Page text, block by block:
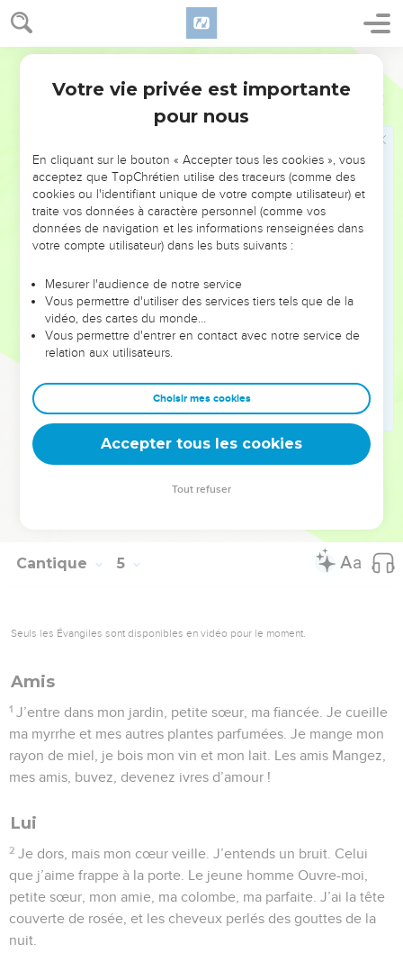
Cantique 4
tes parfums est plus agréable que tous les parfums précieux.
Ton baiser a la douceur du miel. Du miel et du lait se
cachent sous ta langue. Tes vêtements ont l’odeur des forêts
du Liban.
Tu es mon jardin privé, petite sœur, ma fiancée, la source
Tu as la fraîcheur d’une plantation de paradis, peuplée de
grenadiers aux fruits délicieux. Là poussent des plantes de
bonne odeur : le henné et le nard,
le safran, le laurier et la cannelle, tous les arbres à encens,
la myrrhe et l’aloès avec les parfums les plus délicats.
Oui, tu es une fontaine au milieu des jardins, une source
d’eau pure qui coule des montagnes du Liban.
Réveille-toi, vent du Nord ! Viens vite, vent du Sud !
Soufflez sur mon jardin, qu’il répande ses bonnes odeurs !
Toi que j’aime, entre dans ton jardin et mange ses fruits
délicieux !
© Société biblique française – Bibli’O, 2000, avec autorisation. Pour vous procurer
Cantique 5
Seuls les Évangiles sont disponibles en vidéo pour le moment.
Amis
1 J’entre dans mon jardin, petite sœur, ma fiancée. Je cueille
ma myrrhe et mes autres plantes parfumées. Je mange mon
rayon de miel, je bois mon vin et mon lait. Les amis Mangez,
mes amis, buvez, devenez ivres d’amour !
Lui
2 Je dors, mais mon cœur veille. J’entends un bruit. Celui
que j’aime frappe à la porte. Le jeune homme Ouvre-moi,
petite sœur, mon amie, ma colombe, ma parfaite. J’ai la tête
couverte de rosée, et les cheveux perlés des gouttes de la
nuit.
Votre vie privée est importante
pour nous
En cliquant sur le bouton « Accepter tous les cookies », vous
acceptez que TopChrétien utilise des traceurs (comme des
cookies ou l'identifiant unique de votre compte utilisateur) et
traite vos données à caractère personnel (comme vos
données de navigation et les informations renseignées dans
votre compte utilisateur) dans les buts suivants :
Mesurer l'audience de notre service
Vous permettre d'utiliser des services tiers tels que de la
vidéo, des cartes du monde…
Vous permettre d'entrer en contact avec notre service de
relation aux utilisateurs.
Choisir mes cookies
Accepter tous les cookies
Tout refuser